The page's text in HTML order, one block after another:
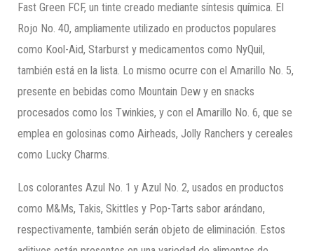
Fast Green FCF, un tinte creado mediante síntesis química. El
Rojo No. 40, ampliamente utilizado en productos populares
como Kool-Aid, Starburst y medicamentos como NyQuil,
también está en la lista. Lo mismo ocurre con el Amarillo No. 5,
presente en bebidas como Mountain Dew y en snacks
procesados como los Twinkies, y con el Amarillo No. 6, que se
emplea en golosinas como Airheads, Jolly Ranchers y cereales
como Lucky Charms.
Los colorantes Azul No. 1 y Azul No. 2, usados en productos
como M&Ms, Takis, Skittles y Pop-Tarts sabor arándano,
respectivamente, también serán objeto de eliminación. Estos